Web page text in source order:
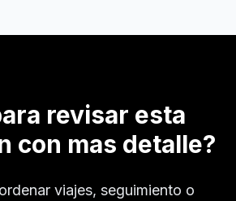
revisar esta
con mas detalle?
viajes, seguimiento o